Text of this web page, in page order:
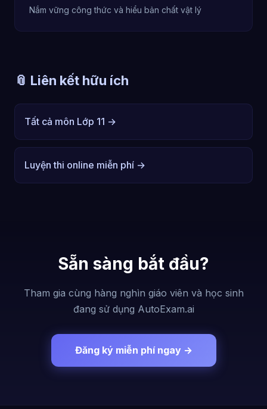
Nắm vững công thức và hiểu bản chất vật lý
📎 Liên kết hữu ích
Tất cả môn Lớp 11 →
Luyện thi online miễn phí →
Sẵn sàng bắt đầu?
Tham gia cùng hàng nghìn giáo viên và học sinh
đang sử dụng AutoExam.ai
Đăng ký miễn phí ngay →